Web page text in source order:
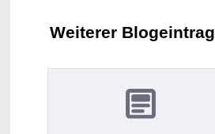
Weiterer Blogeintrag